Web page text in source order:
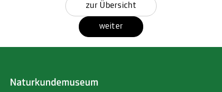
zur Übersicht
weiter